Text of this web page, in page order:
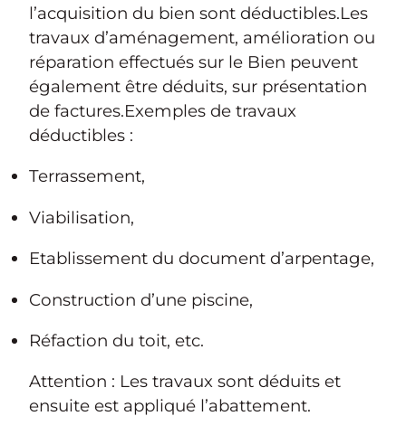
l’acquisition du bien sont déductibles.Les
travaux d’aménagement, amélioration ou
réparation effectués sur le Bien peuvent
également être déduits, sur présentation
de factures.Exemples de travaux
déductibles :
Terrassement,
Viabilisation,
Etablissement du document d’arpentage,
Construction d’une piscine,
Réfaction du toit, etc.
Attention : Les travaux sont déduits et
ensuite est appliqué l’abattement.